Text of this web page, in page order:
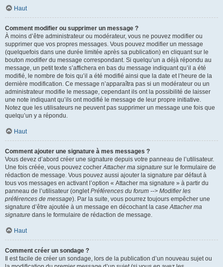
Haut
Comment modifier ou supprimer un message ?
À moins d’être administrateur ou modérateur, vous ne pouvez modifier ou
supprimer que vos propres messages. Vous pouvez modifier un message
(quelquefois dans une durée limitée après sa publication) en cliquant sur le
bouton modifierdu message correspondant. Si quelqu’un a déjà répondu au
message, un petit texte s’affichera en bas du message indiquant qu’il a été
modifié, le nombre de fois qu’il a été modifié ainsi que la date et l’heure de la
dernière modification. Ce message n’apparaîtra pas si un modérateur ou un
administrateur modifie le message, cependant ils ont la possibilité de laisser
une note indiquant qu’ils ont modifié le message de leur propre initiative.
Notez que les utilisateurs ne peuvent pas supprimer un message une fois que
quelqu’un y a répondu.
Haut
Comment ajouter une signature à mes messages ?
Vous devez d’abord créer une signature depuis votre panneau de l’utilisateur.
Une fois créée, vous pouvez cocherAttacher ma signature sur le formulaire de
rédaction de message. Vous pouvez aussi ajouter la signature par défaut à
tous vos messages en activant l’option « Attacher ma signature » à partir du
panneau de l’utilisateur (ongletPréférences du forum --> Modifier les
préférences de message). Par la suite, vous pourrez toujours empêcher une
signature d’être ajoutée à un message en décochant la caseAttacher ma
signature dans le formulaire de rédaction de message.
Haut
Comment créer un sondage ?
Il est facile de créer un sondage, lors de la publication d’un nouveau sujet ou